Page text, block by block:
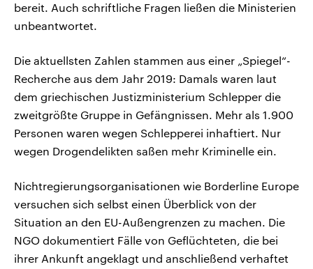
bereit. Auch schriftliche Fragen ließen die Ministerien
unbeantwortet.
Die aktuellsten Zahlen stammen aus einer „Spiegel“-
Recherche aus dem Jahr 2019: Damals waren laut
dem griechischen Justizministerium Schlepper die
zweitgrößte Gruppe in Gefängnissen. Mehr als 1.900
Personen waren wegen Schlepperei inhaftiert. Nur
wegen Drogendelikten saßen mehr Kriminelle ein.
Nichtregierungsorganisationen wie Borderline Europe
versuchen sich selbst einen Überblick von der
Situation an den EU-Außengrenzen zu machen. Die
NGO dokumentiert Fälle von Geflüchteten, die bei
ihrer Ankunft angeklagt und anschließend verhaftet